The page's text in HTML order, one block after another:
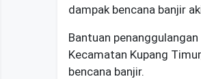
dampak bencana banjir
Bantuan
Kecamatan Kupang
bencana banjir.